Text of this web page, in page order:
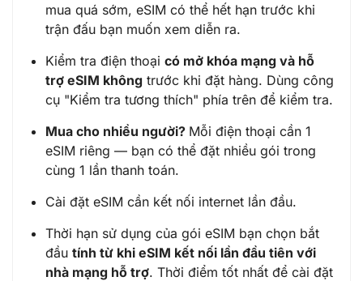
mua quá sớm, eSIM có thể hết hạn trước khi
trận đấu bạn muốn xem diễn ra.
Kiểm tra điện thoại có mở khóa mạng và hỗ
trợ eSIM không trước khi đặt hàng. Dùng công
cụ "Kiểm tra tương thích" phía trên để kiểm tra.
Mua cho nhiều người? Mỗi điện thoại cần 1
eSIM riêng — bạn có thể đặt nhiều gói trong
cùng 1 lần thanh toán.
Cài đặt eSIM cần kết nối internet lần đầu.
Thời hạn sử dụng của gói eSIM bạn chọn bắt
đầu tính từ khi eSIM kết nối lần đầu tiên với
nhà mạng hỗ trợ. Thời điểm tốt nhất để cài đặt